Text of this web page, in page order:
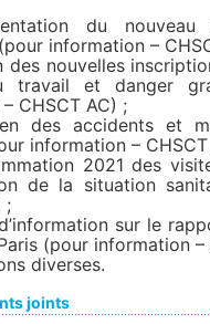
du nouveau
information –
des nouvelles
travail et danger
CHSCT AC) ;
des accidents et
information –
2021 des
de la situation
;
sur le
(pour information –
diverses.
joints